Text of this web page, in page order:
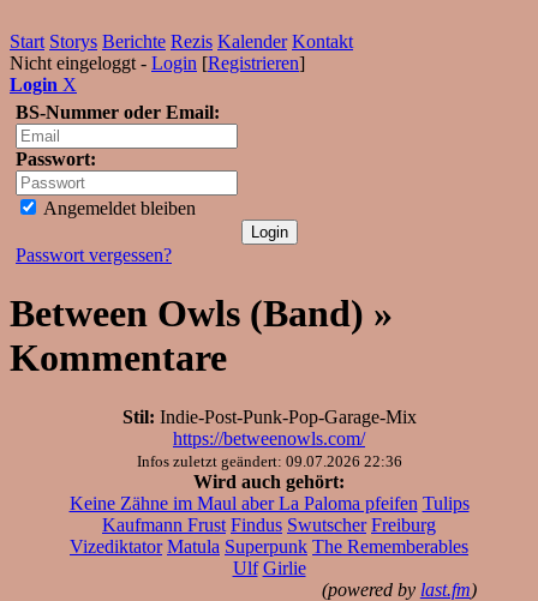
Start Storys Berichte Rezis Kalender Kontakt
Nicht eingeloggt - Login [Registrieren]
Login X
BS-Nummer oder Email:
Passwort:
Angemeldet bleiben
Passwort vergessen?
Between Owls (Band) »
Kommentare
Stil: Indie-Post-Punk-Pop-Garage-Mix
https://betweenowls.com/
Infos zuletzt geändert: 09.07.2026 22:36
Wird auch gehört:
Keine Zähne im Maul aber La Paloma pfeifen Tulips
Kaufmann Frust Findus Swutscher Freiburg
Vizediktator Matula Superpunk The Rememberables
Ulf Girlie
(powered by last.fm)